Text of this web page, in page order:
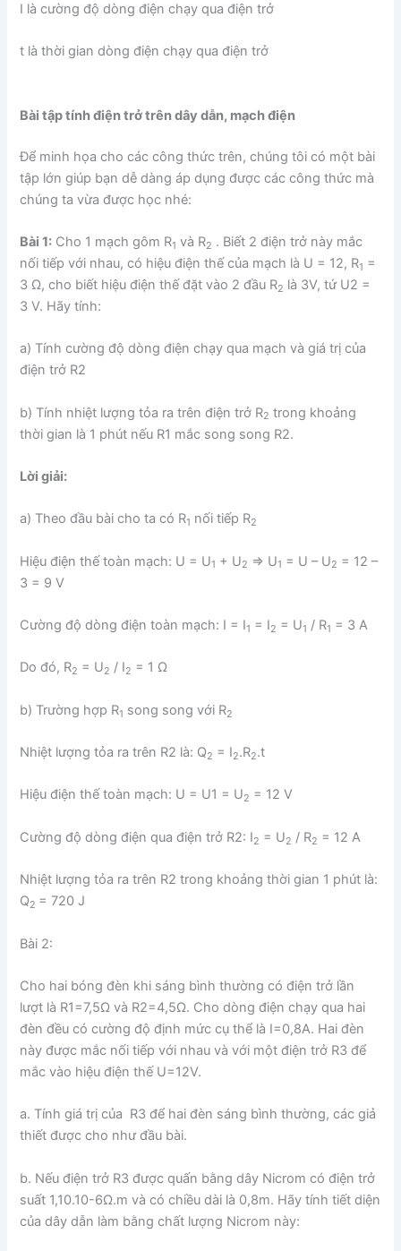
I là cường độ dòng điện chạy qua điện trở
t là thời gian dòng điện chạy qua điện trở
Bài tập tính điện trở trên dây dẫn, mạch điện
Để minh họa cho các công thức trên, chúng tôi có một bài
tập lớn giúp bạn dễ dàng áp dụng được các công thức mà
chúng ta vừa được học nhé:
Bài 1: Cho 1 mạch gôm R1 và R2 . Biết 2 điện trở này mắc
nối tiếp với nhau, có hiệu điện thế của mạch là U = 12, R1 =
3 Ω, cho biết hiệu điện thế đặt vào 2 đầu R2 là 3V, tứ U2 =
3 V. Hãy tính:
a) Tính cường độ dòng điện chạy qua mạch và giá trị của
điện trở R2
b) Tính nhiệt lượng tỏa ra trên điện trở R2 trong khoảng
thời gian là 1 phút nếu R1 mắc song song R2.
Lời giải:
a) Theo đầu bài cho ta có R1 nối tiếp R2
Hiệu điện thế toàn mạch: U = U1 + U2 => U1 = U – U2 = 12 –
3 = 9 V
Cường độ dòng điện toàn mạch: I = I1 = I2 = U1 / R1 = 3 A
Do đó, R2 = U2 / I2 = 1 Ω
b) Trường hợp R1 song song với R2
Nhiệt lượng tỏa ra trên R2 là: Q2 = I2.R2.t
Hiệu điện thế toàn mạch: U = U1 = U2 = 12 V
Cường độ dòng điện qua điện trở R2: I2 = U2 / R2 = 12 A
Nhiệt lượng tỏa ra trên R2 trong khoảng thời gian 1 phút là:
Q2 = 720 J
Bài 2:
Cho hai bóng đèn khi sáng bình thường có điện trở lần
lượt là R1=7,5Ω và R2=4,5Ω. Cho dòng điện chạy qua hai
đèn đều có cường độ định mức cụ thể là I=0,8A. Hai đèn
này được mắc nối tiếp với nhau và với một điện trở R3 để
mắc vào hiệu điện thế U=12V.
a. Tính giá trị của R3 để hai đèn sáng bình thường, các giả
thiết được cho như đầu bài.
b. Nếu điện trở R3 được quấn bằng dây Nicrom có điện trở
suất 1,10.10-6Ω.m và có chiều dài là 0,8m. Hãy tính tiết diện
của dây dẫn làm bằng chất lượng Nicrom này: